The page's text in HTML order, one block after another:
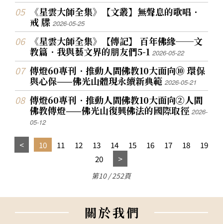
《星雲大師全集》【文叢】無聲息的歌唱．
戒 牒2026-05-25
《星雲大師全集》【傳記】 百年佛緣──文
教篇．我與藝文界的朋友們5-12026-05-22
傳燈60專刊．推動人間佛教10大面向⑩ 環保
與心保——佛光山體現永續新典範2026-05-21
傳燈60專刊．推動人間佛教10大面向②人間
佛教傳燈——佛光山復興佛法的國際取徑2026-
05-12
10 11 12 13 14 15 16 17 18
19
20
第10 / 252頁
關於我們